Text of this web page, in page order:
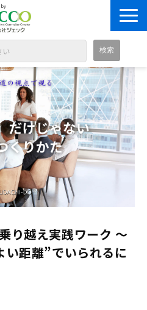
に探す
別に探す
別に探す
BADGE
らせ
り越え実践ワーク ～
い距離”でいられるに